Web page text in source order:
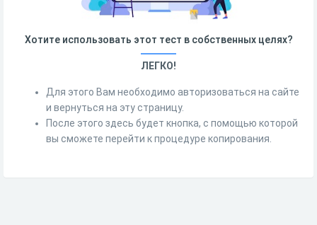
Хотите использовать этот тест в собственных целях?
ЛЕГКО!
Для этого Вам необходимо авторизоваться на сайте
и вернуться на эту страницу.
После этого здесь будет кнопка, с помощью которой
вы сможете перейти к процедуре копирования.